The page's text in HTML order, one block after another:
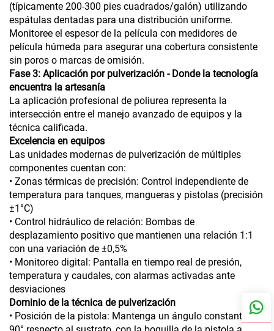
(típicamente 200-300 pies cuadrados/galón) utilizando
espátulas dentadas para una distribución uniforme.
Monitoree el espesor de la película con medidores de
película húmeda para asegurar una cobertura consistente
sin poros o marcas de omisión.
Fase 3: Aplicación por pulverización - Donde la tecnología
encuentra la artesanía
La aplicación profesional de poliurea representa la
intersección entre el manejo avanzado de equipos y la
técnica calificada.
Excelencia en equipos
Las unidades modernas de pulverización de múltiples
componentes cuentan con:
• Zonas térmicas de precisión: Control independiente de
temperatura para tanques, mangueras y pistolas (precisión
±1°C)
• Control hidráulico de relación: Bombas de
desplazamiento positivo que mantienen una relación 1:1
con una variación de ±0,5%
• Monitoreo digital: Pantalla en tiempo real de presión,
temperatura y caudales, con alarmas activadas ante
desviaciones
Dominio de la técnica de pulverización
• Posición de la pistola: Mantenga un ángulo constante de